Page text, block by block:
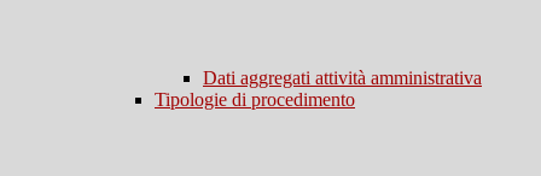
Dati aggregati attività amministrativa
Tipologie di procedimento